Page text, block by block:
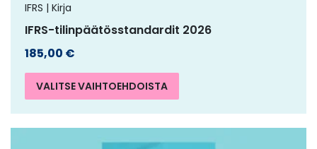
IFRS | Kirja
IFRS-tilinpäätösstandardit 2026
185,00 €
VALITSE VAIHTOEHDOISTA